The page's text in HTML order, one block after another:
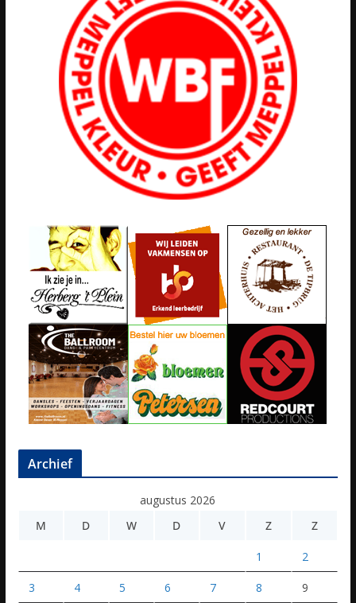
Archief
augustus 2026
M
D W D V Z Z
1 2
3 4 5 6 7 8 9